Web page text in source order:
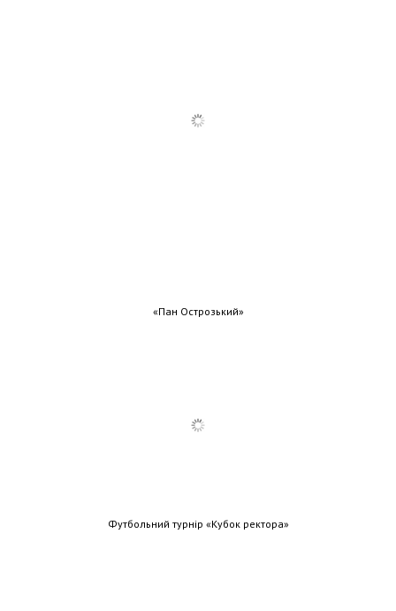
«Пан Острозький»
Футбольний турнір «Кубок ректора»